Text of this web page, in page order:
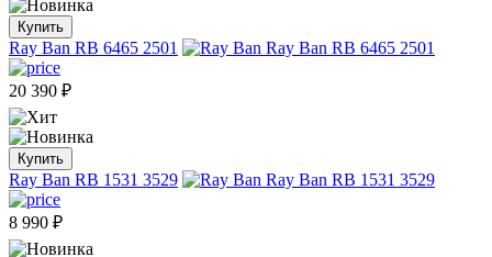
Купить
Ray Ban RB 6465 2501
20 390 ₽
Купить
Ray Ban RB 1531 3529
8 990 ₽